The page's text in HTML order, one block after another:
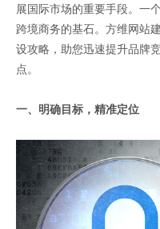
展国际市场的重要手段。一
跨境商务的基石。方维网站
设攻略，助您迅速提升品牌
点。
一、明确目标，精准定位